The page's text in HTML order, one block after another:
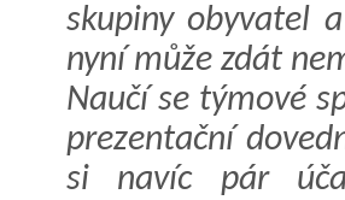
skupiny obyvatel
nyní může zdát
Naučí se týmové
prezentační
si navíc pár